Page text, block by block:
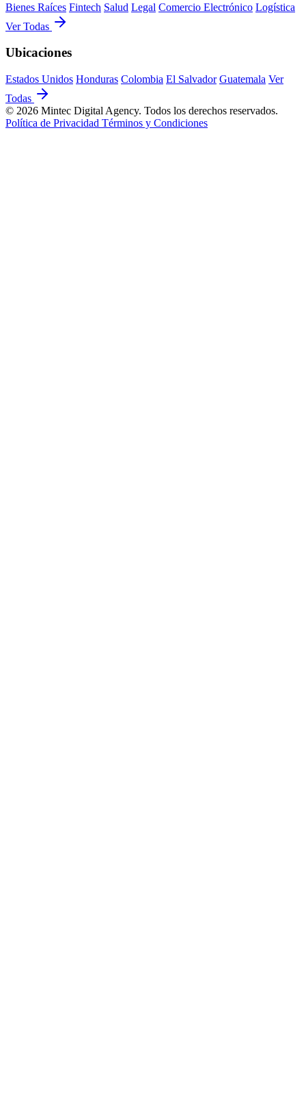
Bienes Raíces Fintech Salud Legal Comercio Electrónico Logística
Ver Todas
Ubicaciones
Estados Unidos Honduras Colombia El Salvador Guatemala Ver
Todas
© 2026 Mintec Digital Agency. Todos los derechos reservados.
Política de Privacidad Términos y Condiciones